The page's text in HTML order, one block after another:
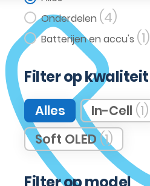
Onderdelen (4)
Batterijen en accu's (1)
Filter op kwaliteit
Filter op kwaliteit
Alles In-Cell (1)
Soft OLED (1)